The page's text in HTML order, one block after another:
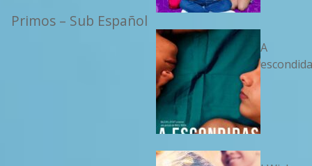
Primos – Sub Español
A